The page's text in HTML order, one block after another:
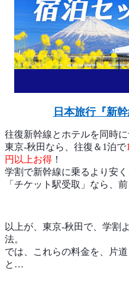
日本旅行『新
往復新幹線とホテルを同時
東京-秋田なら、往復＆1泊で
円以上お得 ！
学割で新幹線に乗るより安
「チケット駅受取」なら、
以上が、東京-秋田で、学割
法。
では、これらの料金を、片
と…